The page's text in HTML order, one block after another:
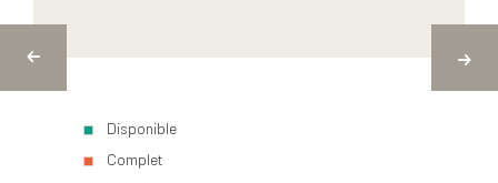
Disponible
Complet